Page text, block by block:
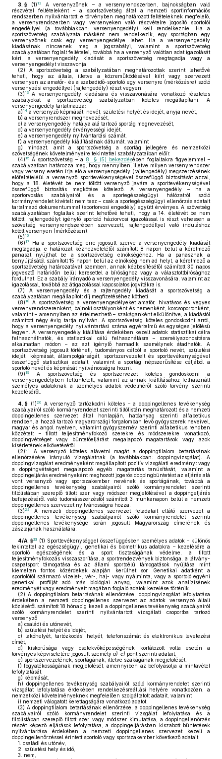
3. § (1) 12
A versenyzőnek – a versenyrendszerben, bajnokságban való
részvétel feltételeként – a sportszövetség által a nemzeti sportinformációs
rendszerben nyilvántartott, e törvényben meghatározott feltételeknek megfelelő,
a versenyrendszerben vagy versenyeken való részvételre jogosító sportolói
engedéllyel (a továbbiakban: versenyengedély) kell rendelkeznie. Ha a
sportszövetség szabályzata másként nem rendelkezik, egy sportágban egy
versenyzőnek csak egy versenyengedélye lehet. Ha a versenyengedély
kiadásának nincsenek meg a jogszabályi, valamint a sportszövetség
szabályzatában foglalt feltételei, továbbá ha a versenyző valótlan adat igazolását
kéri, a versenyengedély kiadását a sportszövetség megtagadja vagy a
versenyengedélyt visszavonja.
(2) A sportszövetség a szabályzatában meghatározottak szerint lehetővé
teheti, hogy az általa, illetve a közreműködésével kiírt vagy szervezett
versenyen az amatőr- és a szabadidő-sportoló egy versenyre (mérkőzésre) szóló
versenyzési engedéllyel (rajtengedély) részt vegyen.
(3) 13
A versenyengedély kiadására és visszavonására vonatkozó részletes
szabályokat a sportszövetség szabályzatban köteles megállapítani. A
versenyengedély tartalmazza:
a) 14 a versenyző képmását, nevét, születési helyét és idejét, anyja nevét,
b) a versenyrendszer megnevezését,
c) a versenyengedély hatálya alá tartozó sportág megnevezését,
d) a versenyengedély érvényességi idejét,
e) a versenyengedély nyilvántartási számát,
f) a versenyengedély kiállításának dátumát, valamint
g) mindazt, amit a sportszövetség a sportág jellegére és nemzetközi
szövetségének követelményeire tekintettel szabályzataiban előír.
(4) 15 A sportszövetség – a 8. § (5) bekezdésében foglaltakra figyelemmel –
szabályzatban határozza meg, hogy mennyiben, illetve milyen versenyrendszer
vagy verseny esetén írja elő a versenyengedély (rajtengedély) megszerzésének
előfeltételéül a versenyző sporttevékenységével összefüggő biztosítását azzal,
hogy a 18. életévét be nem töltött versenyző javára a sporttevékenységével
összefüggő biztosítás megkötése kötelező. A versenyengedély – ha a
sportorvoslás szabályairól és a sportegészségügyi hálózatról szóló
kormányrendelet kivételt nem tesz – csak a sportegészségügyi ellenőrzés adatait
tartalmazó dokumentummal (sportorvosi engedély) együtt érvényes. A szövetség
szabályzatában foglaltak szerint lehetővé teheti, hogy a 14. életévét be nem
töltött, rajtengedélyt igénylő sportoló háziorvosi igazolással is részt vehessen a
szövetség versenyrendszerében szervezett, rajtengedéllyel való induláshoz
kötött versenyen (mérkőzésen).
(5) 16
(6) 17
Ha a sportszövetség erre jogosult szerve a versenyengedély kiadását
megtagadja, e határozat kézhezvételétől számított 8 napon belül a kérelmező
panaszt nyújthat be a sportszövetség elnökségéhez. Ha a panasznak a
benyújtásától számított 15 napon belül az elnökség nem ad helyt, a kérelmező a
sportszövetség határozatával szemben, annak kézbesítésétől számított 30 napos
jogvesztő határidőn belül keresettel a bírósághoz vagy a választottbírósághoz
fordulhat. Ez a szabály irányadó a versenyengedély visszavonására, valamint az
igazolással, továbbá az átigazolással kapcsolatos jogvitákra is.
(7) A versenyengedély és a rajtengedély kiadását a sportszövetség a
szabályzatában megállapított díj megfizetéséhez kötheti.
(8) 18
A sportszövetség a versenyengedélyeket amatőr, hivatásos és vegyes
versenyrendszerenként, bajnoki osztályonként és nemenként, korcsoportonként,
valamint – amennyiben az értelmezhető – szakáganként elkülönítve, a kiadástól
számított négy évig tartja nyilván. A sportszövetség köteles gondoskodni arról,
hogy a versenyengedély nyilvántartási száma egyértelmű és egységes jelölésű
legyen. A versenyengedély kiállítása érdekében kezelt adatok statisztikai célra
felhasználhatók, és statisztikai célú felhasználásra – személyazonosításra
alkalmatlan módon – az azt igénylő harmadik személynek átadhatók. A
sportszövetség jogosult történeti, tudományos célból a sportoló nevét, születési
idejét, képmását, állampolgárságát, sportszervezeteit és sporttevékenységével
összefüggő statisztikai adatait, valamint a sportág népszerűsítése céljából a
sportoló nevét és képmását nyilvánosságra hozni.
(9) 19
A sportszövetség és sportszervezet köteles gondoskodni a
versenyengedélyben feltüntetett, valamint az annak kiállításához felhasznált
személyes adatoknak a személyes adatok védelméről szóló törvény szerinti
kezeléséről.
4. § (1)20A versenyző tartózkodni köteles – a doppingellenes tevékenység
szabályairól szóló kormányrendelet szerinti tiltólistán meghatározott és a nemzeti
doppingellenes szervezet által honlapján, hatóanyag szerinti alfabetikus
rendben, a hozzá tartozó magyarországi forgalomban levő gyógyszerek neveivel,
magyar és angol nyelven, valamint gyógyszernév szerinti alfabetikus rendben
közzétett – tiltott teljesítményfokozó szerekre és módszerekre vonatkozó,
doppingvétséget vagy büntetőeljárást megalapozó magatartások vagy azok
kísérletének elkövetésétől.
(2)21
A versenyző köteles alávetni magát a doppingtilalom betartásának
ellenőrzésére irányuló vizsgálatnak (a továbbiakban: doppingvizsgálat). A
doppingvizsgálat eredményeként megállapított pozitív vizsgálati eredményt vagy
a doppingvétséget megalapozó egyéb magatartás tanúsítását, valamint a
doppingeljárás eredményeként meghozott jogerős doppingbüntetést az eljárás alá
vont versenyző vagy sportszakember nevének és sportágának, továbbá a
doppingellenes tevékenység szabályairól szóló kormányrendelet szerinti
tiltólistában szereplő tiltott szer vagy módszer megjelölésével a doppingeljárás
befejezéséről való tudomásszerzéstől számított 3 munkanapon belül a nemzeti
doppingellenes szervezet nyilvánosságra hozza.
(3)22
A nemzeti doppingellenes szervezet feladatait ellátó szervezet a
doppingellenes tevékenység szabályairól szóló kormányrendelet szerinti
doppingellenes tevékenysége során jogosult Magyarország címerének és
zászlajának használatára.
4/A. §23 (1) Sporttevékenységgel összefüggésben személyes adatok – különös
tekintettel az egészségügyi, genetikai és biometrikus adatokra – kezelésére a
sportoló egészségének és a sport tisztaságának védelme, a tiltott
teljesítményfokozás visszaszorítása, a sportrendezvények biztonsága, a látvány-
csapatsport támogatása és az állami sportcélú támogatások nyújtása mint
kiemelten fontos közérdekek alapján kerülhet sor. Genetikai adatként a
sportolótól származó vizelet-, vér-, haj- vagy nyálminta, vagy a sportoló egyéni
genetikai profilját adó más biológiai anyag, valamint azok analízisének
eredményét vagy eredményeit magában foglaló adatok kezelése történik.
(2) A doppingtilalom betartásának ellenőrzése, doppingvizsgálat lefolytatása
érdekében a nemzeti doppingellenes szervezet az adatok versenyző általi
közlésétől számított 18 hónapig kezeli a doppingellenes tevékenység szabályairól
szóló kormányrendelet szerinti nyilvántartott vizsgálati csoportba tartozó
versenyző
a) családi és utónevét,
b) születési helyét és idejét,
c) lakóhelyét, tartózkodási helyét, telefonszámát és elektronikus levelezési
címét,
d) kiskorúsága vagy cselekvőképességének korlátozott volta esetén a
törvényes képviseletére jogosult személy a)–c) pont szerinti adatait,
e) sportszervezetének, sportágának, illetve szakágának megjelölését,
f) fogyatékosságának megjelölését, amennyiben az befolyásolja a mintavétel
lefolytatását,
g) képmását,
h) doppingellenes tevékenység szabályairól szóló kormányrendelet szerinti
vizsgálat lefolytatása érdekében rendelkezésreállási helyére vonatkozóan, a
nemzetközi követelményeknek megfelelően szolgáltatott adatait, valamint
i) nemzeti válogatott kerettagságára vonatkozó adatot.
(3) A doppingtilalom betartásának ellenőrzése, a doppingellenes tevékenység
szabályairól szóló kormányrendelet szerinti vizsgálat lefolytatása és a
tiltólistában szereplő tiltott szer vagy módszer kimutatása, a doppingellenőrzés
részét képező eljárások lefolytatása, a doppingeljárásban kiszabott büntetések
nyilvántartása érdekében a nemzeti doppingellenes szervezet kezeli a
doppingellenőrzéssel érintett sportoló vagy sportszakember következő adatait:
1. családi és utónév,
2.
születési hely és idő,
3.
nem,